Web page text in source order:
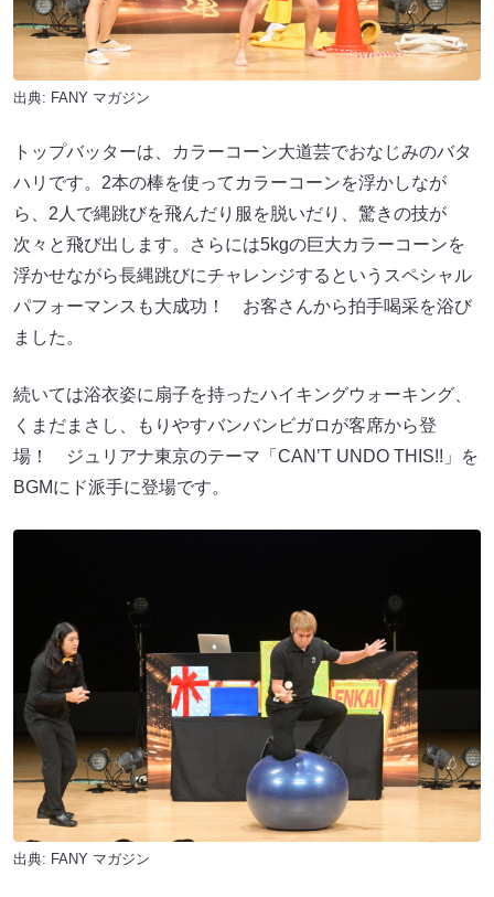
出典: FANY マガジン
トップバッターは、カラーコーン大道芸でおなじみのバタ
ハリです。2本の棒を使ってカラーコーンを浮かしなが
ら、2人で縄跳びを飛んだり服を脱いだり、驚きの技が
次々と飛び出します。さらには5kgの巨大カラーコーンを
浮かせながら長縄跳びにチャレンジするというスペシャル
パフォーマンスも大成功！ お客さんから拍手喝采を浴び
ました。
続いては浴衣姿に扇子を持ったハイキングウォーキング、
くまだまさし、もりやすバンバンビガロが客席から登
場！ ジュリアナ東京のテーマ「CAN’T UNDO THIS!!」を
BGMにド派手に登場です。
出典: FANY マガジン